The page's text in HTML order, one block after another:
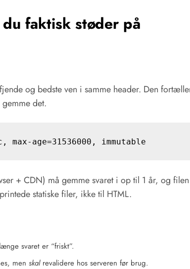
faktisk støder på
og bedste ven i samme header. Den
det.
+ CDN) må gemme svaret i op til 1 år, og
statiske filer, ikke til HTML.
svaret er “friskt”.
men skalrevalidere hos serveren før brug.